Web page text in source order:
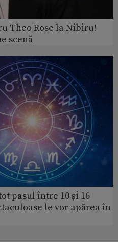
Theo Rose la Nibiru!
scenă
pasul între 10 și 16
le vor apărea în